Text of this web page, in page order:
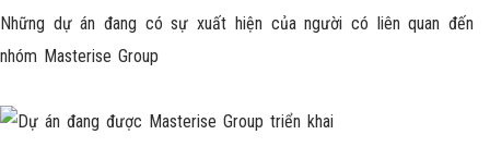
Những dự án đang có sự xuất hiện của người có liên quan đến
nhóm Masterise Group